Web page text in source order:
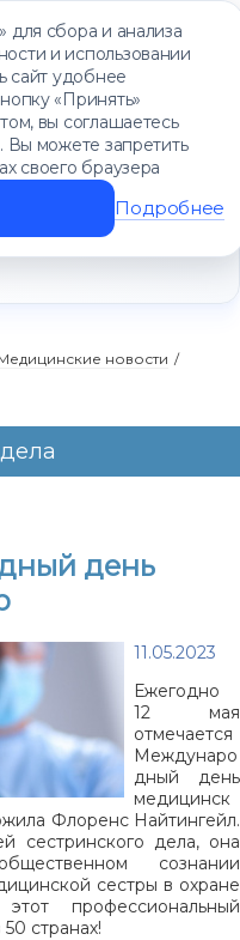
для сбора и анализа
и использовании
сайт удобнее
«Принять»
вы соглашаетесь
Вы можете запретить
своего браузера
Подробнее
новости /
день
11.05.2023
Ежегодно
12 мая
отмечается
Междунаро
дный день
медицинск
Флоренс Найтингейл.
сестринского дела, она
сознании
сестры в охране
профессиональный
странах!